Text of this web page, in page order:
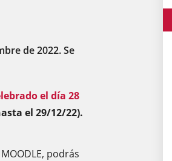
de 2022. Se
el día 28
el 29/12/22).
podrás